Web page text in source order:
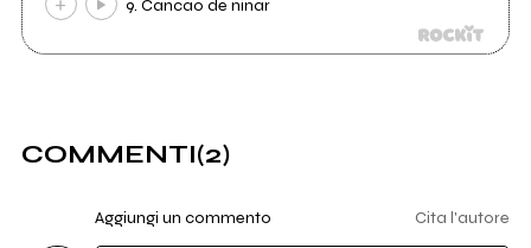
9. Cancao de ninar
COMMENTI(2)
Aggiungi un commento Cita l'autore